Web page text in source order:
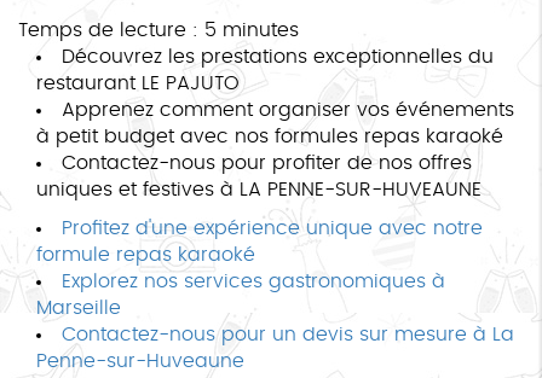
Temps de lecture : 5 minutes
Découvrez les prestations exceptionnelles du
restaurant LE PAJUTO
Apprenez comment organiser vos événements
à petit budget avec nos formules repas karaoké
Contactez-nous pour profiter de nos offres
uniques et festives à LA PENNE-SUR-HUVEAUNE
Profitez d'une expérience unique avec notre
formule repas karaoké
Explorez nos services gastronomiques à
Marseille
Contactez-nous pour un devis sur mesure à La
Penne-sur-Huveaune